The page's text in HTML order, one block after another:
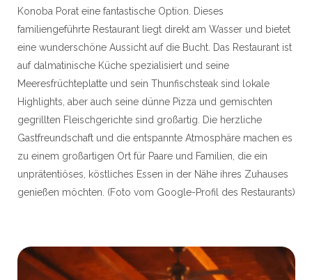
Konoba Porat eine fantastische Option. Dieses
familiengeführte Restaurant liegt direkt am Wasser und bietet
eine wunderschöne Aussicht auf die Bucht. Das Restaurant ist
auf dalmatinische Küche spezialisiert und seine
Meeresfrüchteplatte und sein Thunfischsteak sind lokale
Highlights, aber auch seine dünne Pizza und gemischten
gegrillten Fleischgerichte sind großartig. Die herzliche
Gastfreundschaft und die entspannte Atmosphäre machen es
zu einem großartigen Ort für Paare und Familien, die ein
unprätentiöses, köstliches Essen in der Nähe ihres Zuhauses
genießen möchten. (Foto vom Google-Profil des Restaurants)